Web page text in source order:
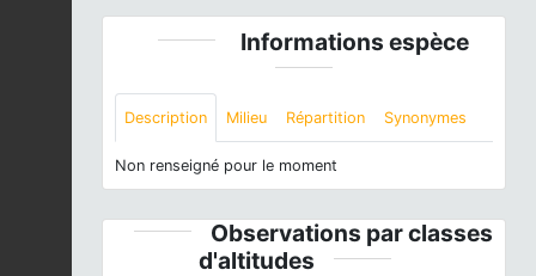
Informations espèce
Description Milieu Répartition Synonymes
Non renseigné pour le moment
Observations par classes
d'altitudes